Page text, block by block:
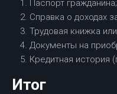
Паспорт гражданина;
Справка о доходах
Трудовая книжка
Документы на
Кредитная история
Итог